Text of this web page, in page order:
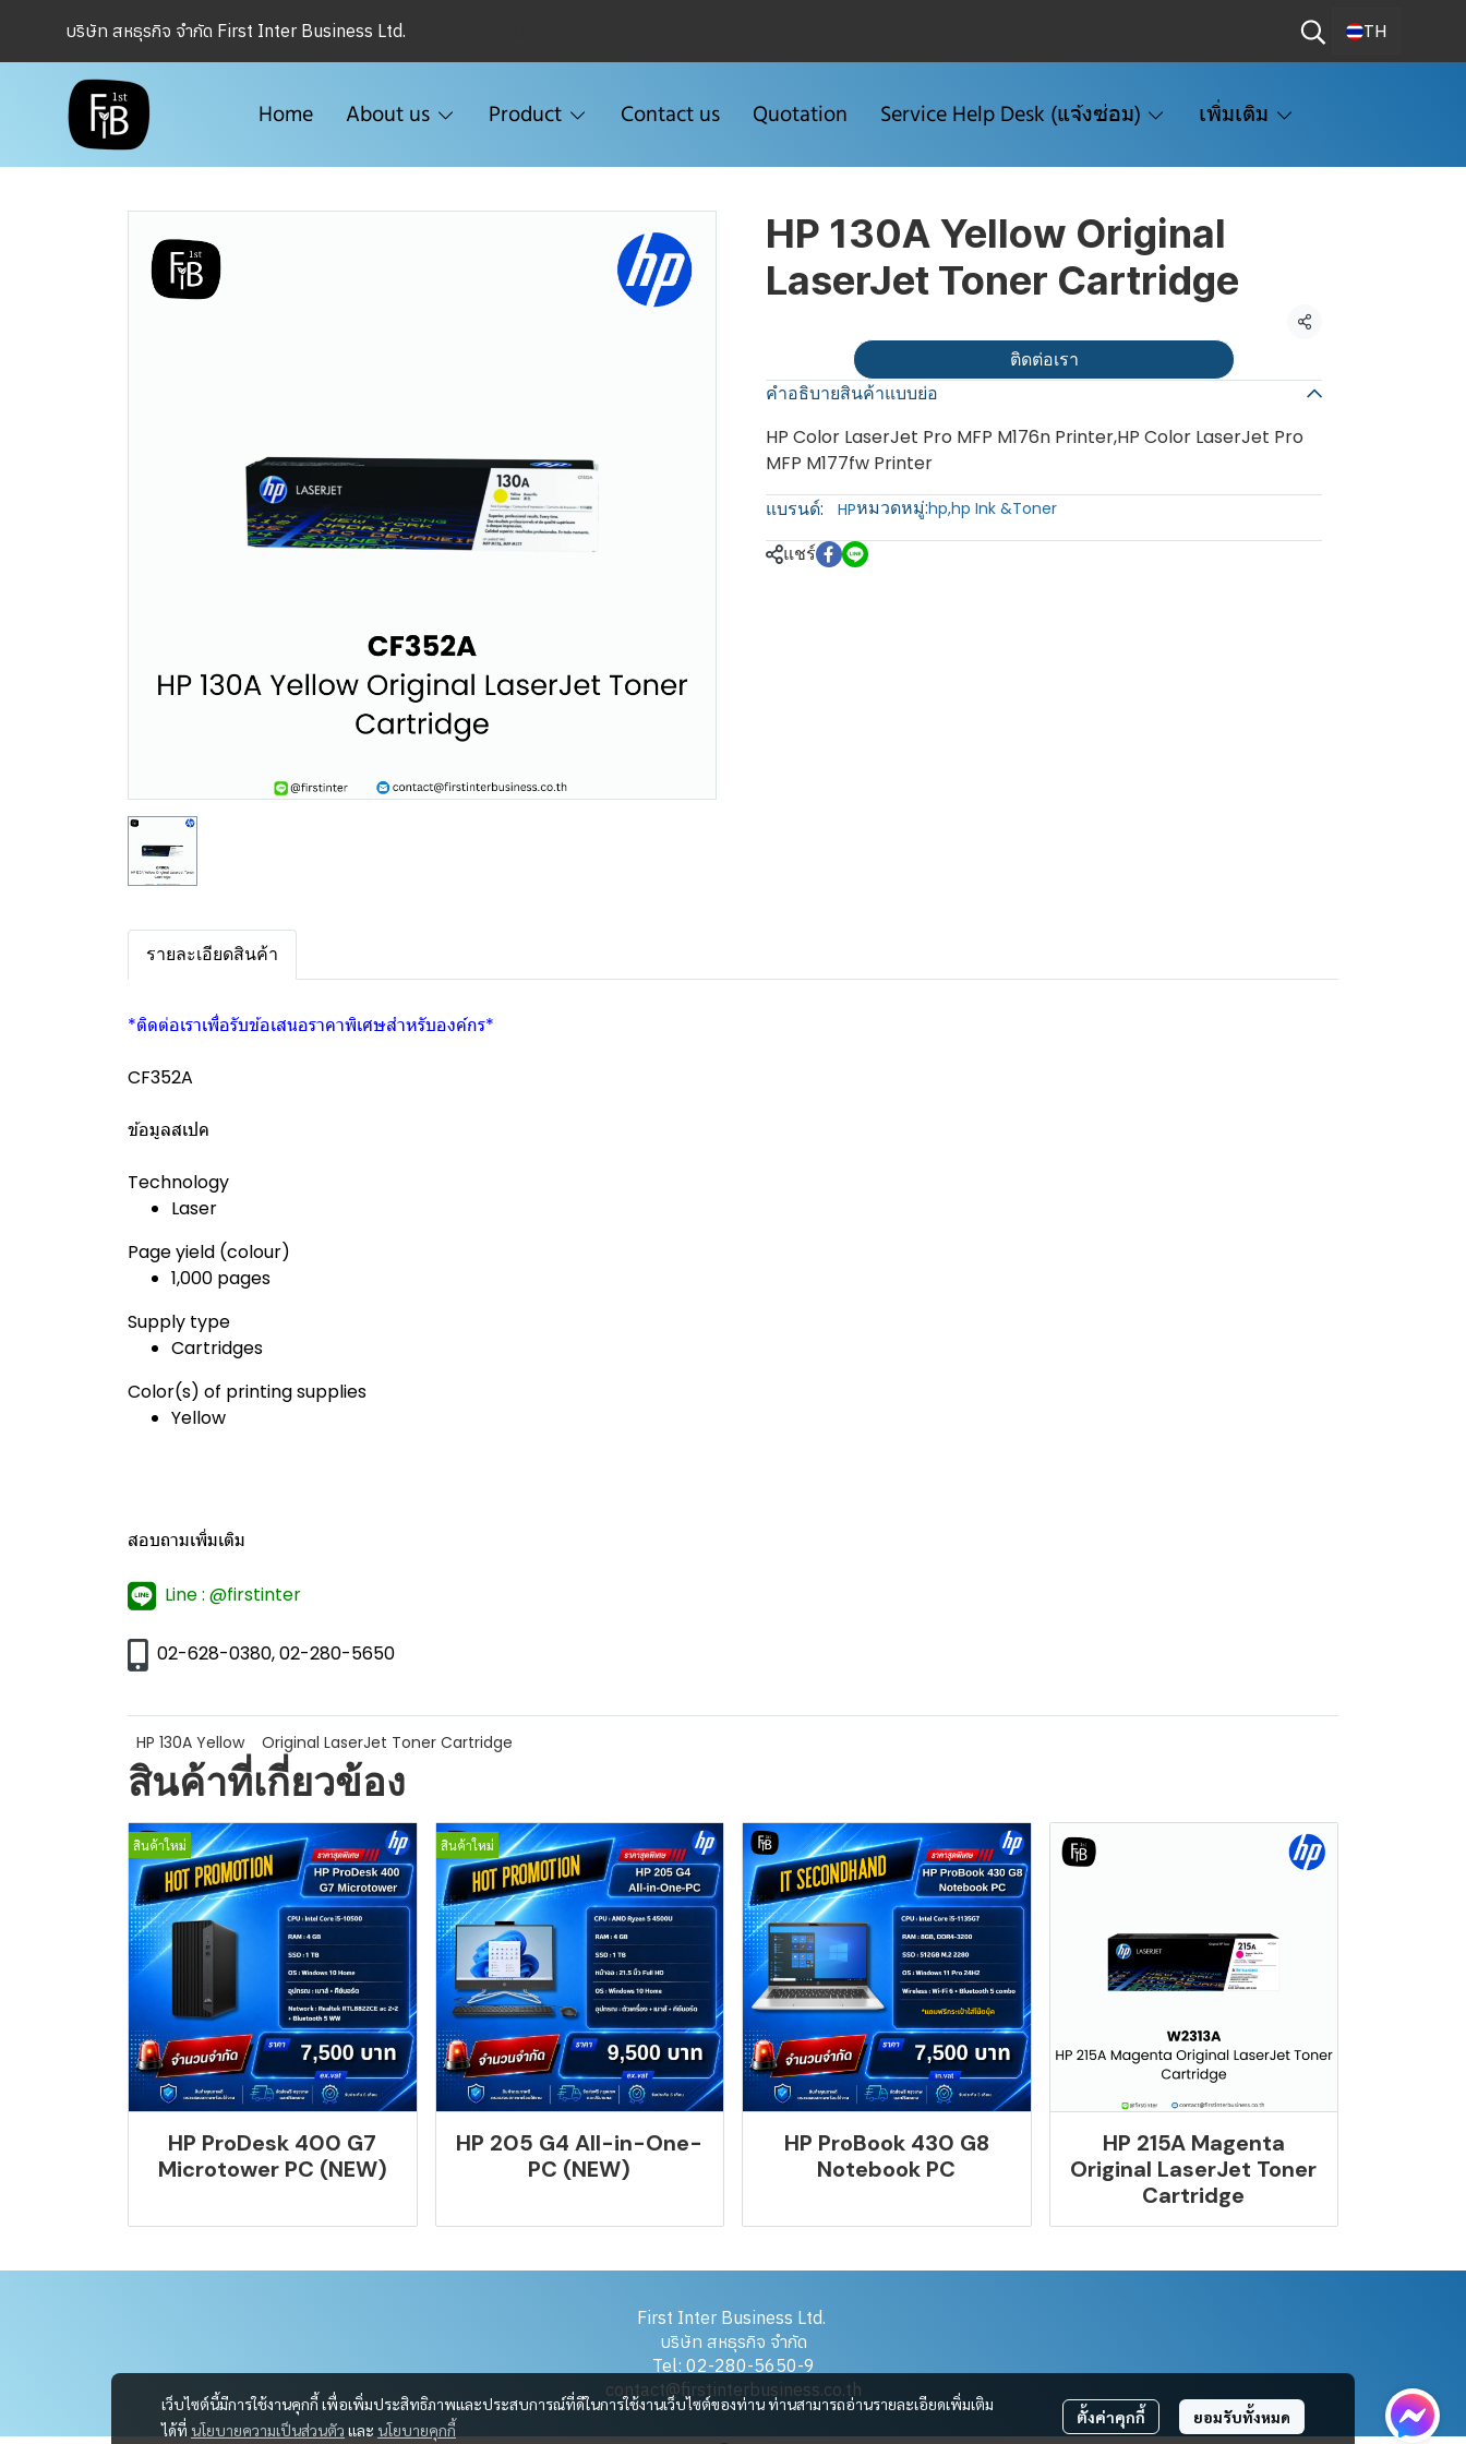
บริษัท สหธุรกิจ จำกัด First Inter Business Ltd. TH
Home About us Product Contact us Quotation Service Help Desk (แจ้งซ่อม) เพิ่มเติม
HP 130A Yellow Original
LaserJet Toner Cartridge
แชร์
ติดต่อเรา
คำอธิบายสินค้าแบบย่อ
HP Color LaserJet Pro MFP M176n Printer,HP Color LaserJet Pro
MFP M177fw Printer
แบรนด์:
HPหมวดหมู่:hp,hp Ink &Toner
แชร์
รายละเอียดสินค้า
*ติดต่อเราเพื่อรับข้อเสนอราคาพิเศษสำหรับองค์กร*
CF352A
ข้อมูลสเปค
Technology
Laser
Page yield (colour)
1,000 pages
Supply type
Cartridges
Color(s) of printing supplies
Yellow
สอบถามเพิ่มเติม
Line : @firstinter
02-628-0380, 02-280-5650
HP 130A Yellow Original LaserJet Toner Cartridge
สินค้าที่เกี่ยวข้อง
สินค้าใหม่
HP ProDesk 400 G7
Microtower PC (NEW)
สินค้าใหม่
HP 205 G4 All-in-One-
PC (NEW)
HP ProBook 430 G8
Notebook PC
HP 215A Magenta
Original LaserJet Toner
Cartridge
เว็บไซต์นี้มีการใช้งานคุกกี้ เพื่อเพิ่มประสิทธิภาพและประสบการณ์ที่ดีในการใช้งานเว็บไซต์ของท่าน ท่านสามารถอ่านรายละเอียดเพิ่มเติม
ได้ที่ นโยบายความเป็นส่วนตัว และ นโยบายคุกกี้
ตั้งค่าคุกกี้ ยอมรับทั้งหมด
First Inter Business Ltd.
บริษัท สหธุรกิจ จำกัด
Tel: 02-280-5650-9
contact@firstinterbusiness.co.th